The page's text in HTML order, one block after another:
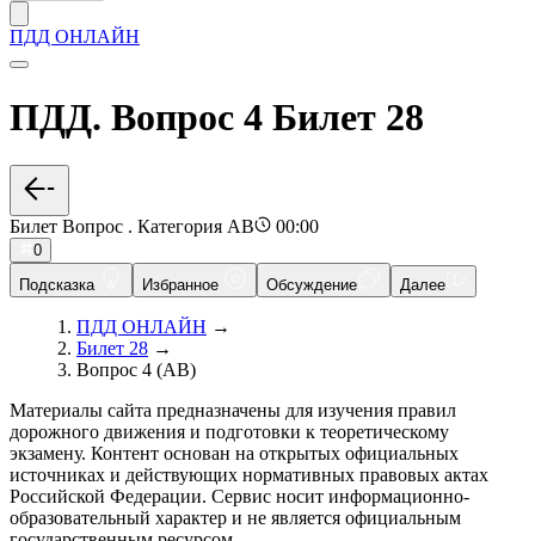
ПДД ОНЛАЙН
ПДД. Вопрос 4 Билет 28
Билет Вопрос . Категория AB 00:00
0
Подсказка
Избранное Обсуждение Далее
ПДД ОНЛАЙН →
Билет 28 →
Вопрос 4 (AB)
Материалы сайта предназначены для изучения правил
дорожного движения и подготовки к теоретическому
экзамену. Контент основан на открытых официальных
источниках и действующих нормативных правовых актах
Российской Федерации. Сервис носит информационно-
образовательный характер и не является официальным